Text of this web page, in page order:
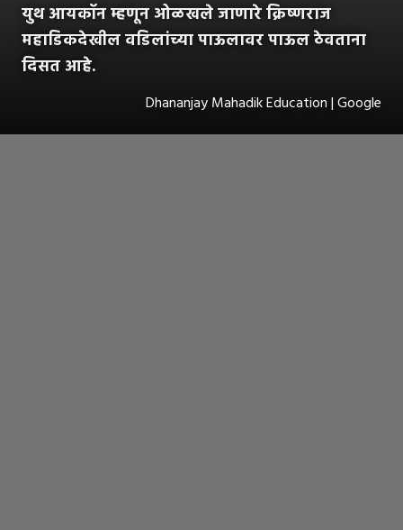
युथ आयकॉन म्हणून ओळखले जाणारे क्रिष्णराज
महाडिकदेखील वडिलांच्या पाऊलावर पाऊल ठेवताना
दिसत आहे.
Dhananjay Mahadik Education | Google